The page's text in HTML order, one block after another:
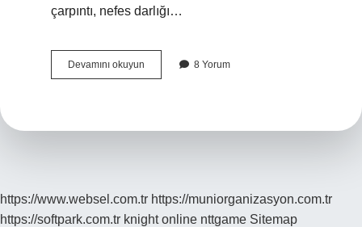
çarpıntı, nefes darlığı…
Devamını okuyun
Neden
8 Yorum
https://www.websel.com.tr https://muniorganizasyon.com.tr
https://softpark.com.tr knight online nttgame Sitemap